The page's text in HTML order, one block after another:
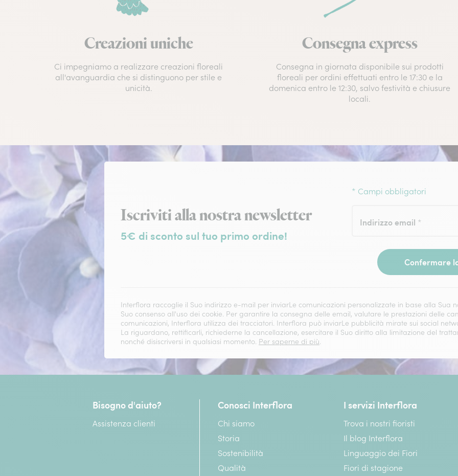
Creazioni uniche
Ci impegniamo a realizzare creazioni floreali
all'avanguardia che si distinguono per stile e
unicità.
Consegna express
Consegna in giornata disponibile sui prodotti
floreali per ordini effettuati entro le 17:30 e la
domenica entro le 12:30, salvo festività e chiusure
locali.
Iscrizione alla newsletter
Iscriviti alla nostra newsletter
5€ di sconto sul tuo primo ordine!
* Campi obbligatori
Indirizzo email *
Confermare
Interflora raccoglie il Suo indirizzo e-mail per inviarLe comunicazioni personalizzate in base alla Sua
Suo consenso all'uso dei cookie. Per garantire la consegna delle email, valutare le prestazioni delle
comunicazioni, Interflora utilizza dei tracciatori. Interflora può inviarLe pubblicità mirate sui social
La riguardano, rettificarli, richiederne la cancellazione, esercitare il Suo diritto alla limitazione del
nonché disiscriversi in qualsiasi momento. Per saperne di più.
Bisogno d'aiuto?
Assistenza clienti
Conosci Interflora
Chi siamo
Storia
Sostenibilità
Qualità
I servizi Interflora
Trova i nostri fioristi
Il blog Interflora
Linguaggio dei Fiori
Fiori di stagione